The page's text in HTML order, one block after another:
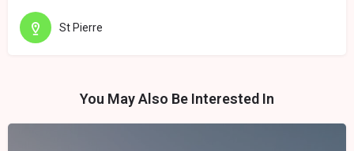
St Pierre
You May Also Be Interested In